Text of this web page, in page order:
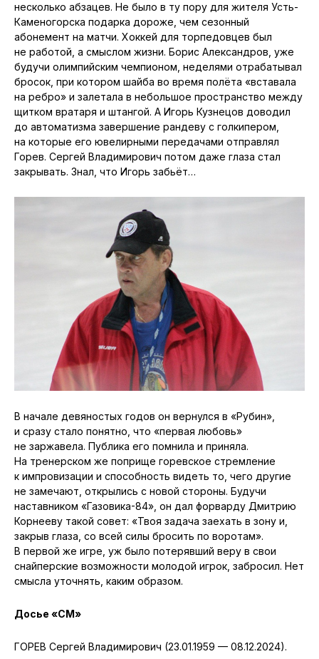
несколько абзацев. Не было в ту пору для жителя Усть-
Каменогорска подарка дороже, чем сезонный
абонемент на матчи. Хоккей для торпедовцев был
не работой, а смыслом жизни. Борис Александров, уже
будучи олимпийским чемпионом, неделями отрабатывал
бросок, при котором шайба во время полёта «вставала
на ребро» и залетала в небольшое пространство между
щитком вратаря и штангой. А Игорь Кузнецов доводил
до автоматизма завершение рандеву с голкипером,
на которые его ювелирными передачами отправлял
Горев. Сергей Владимирович потом даже глаза стал
закрывать. Знал, что Игорь забьёт…
В начале девяностых годов он вернулся в «Рубин»,
и сразу стало понятно, что «первая любовь»
не заржавела. Публика его помнила и приняла.
На тренерском же поприще горевское стремление
к импровизации и способность видеть то, чего другие
не замечают, открылись с новой стороны. Будучи
наставником «Газовика-84», он дал форварду Дмитрию
Корнееву такой совет: «Твоя задача заехать в зону и,
закрыв глаза, со всей силы бросить по воротам».
В первой же игре, уж было потерявший веру в свои
снайперские возможности молодой игрок, забросил. Нет
смысла уточнять, каким образом.
Досье «СМ»
ГОРЕВ Сергей Владимирович (23.01.1959 — 08.12.2024).